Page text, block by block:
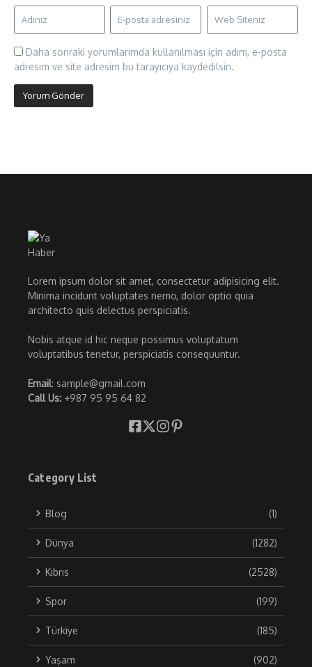
Daha sonraki yorumlarımda kullanılması için adım, e-posta
adresim ve site adresim bu tarayıcıya kaydedilsin.
Lorem ipsum dolor sit amet, consectetur adipisicing elit.
Minima incidunt voluptates nemo, dolor optio quia
architecto quis delectus perspiciatis.
Nobis atque id hic neque possimus voluptatum
voluptatibus tenetur, perspiciatis consequuntur.
Email: sample@gmail.com
Call Us: +987 95 95 64 82
Category List
Blog (1)
Dünya (1282)
Kıbrıs (2528)
Spor (199)
Türkiye (185)
Yaşam (902)